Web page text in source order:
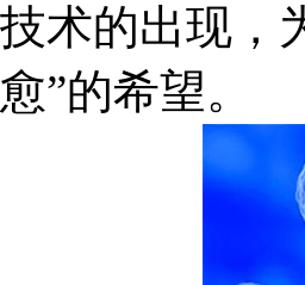
技术的出现，
愈”的希望。